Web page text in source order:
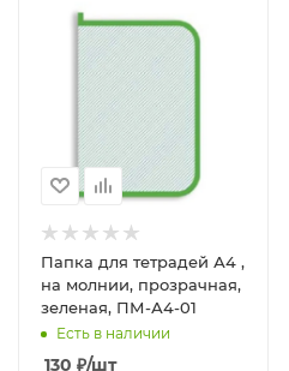
Папка для тетрадей А4 ,
на молнии, прозрачная,
зеленая, ПМ-А4-01
Есть в наличии
130 ₽/шт